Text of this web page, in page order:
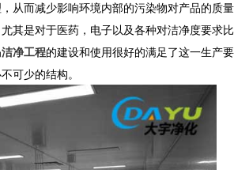
从而减少影响环境内部的污染物对产品的质量
其是对于医药，电子以及各种对洁净度要求比
净工程的建设和使用很好的满足了这一生产要
可少的结构。